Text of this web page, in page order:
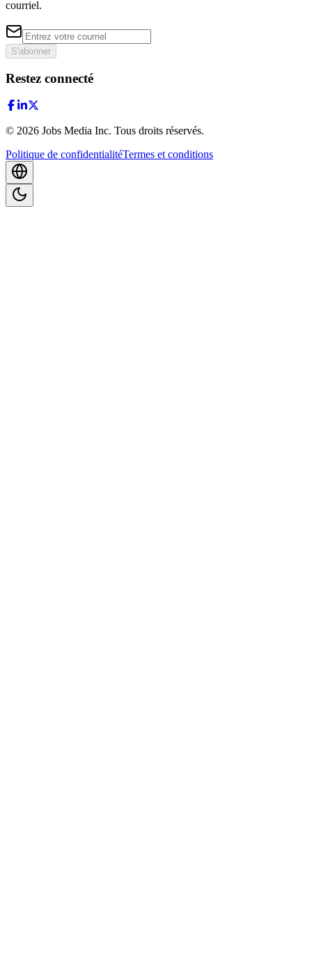
courriel.
S'abonner
Restez connecté
© 2026 Jobs Media Inc. Tous droits réservés.
Politique de confidentialitéTermes et conditions